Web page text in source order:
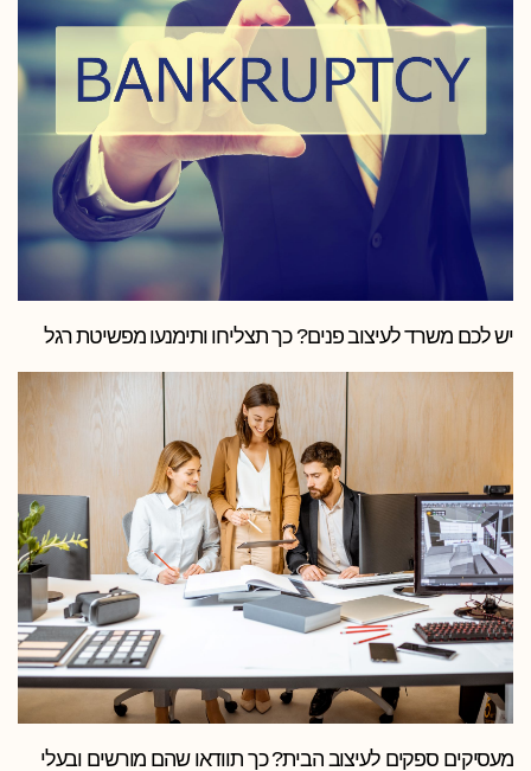
יש לכם משרד לעיצוב פנים? כך תצליחו ותימנעו מפשיטת רגל
מעסיקים ספקים לעיצוב הבית? כך תוודאו שהם מורשים ובעלי